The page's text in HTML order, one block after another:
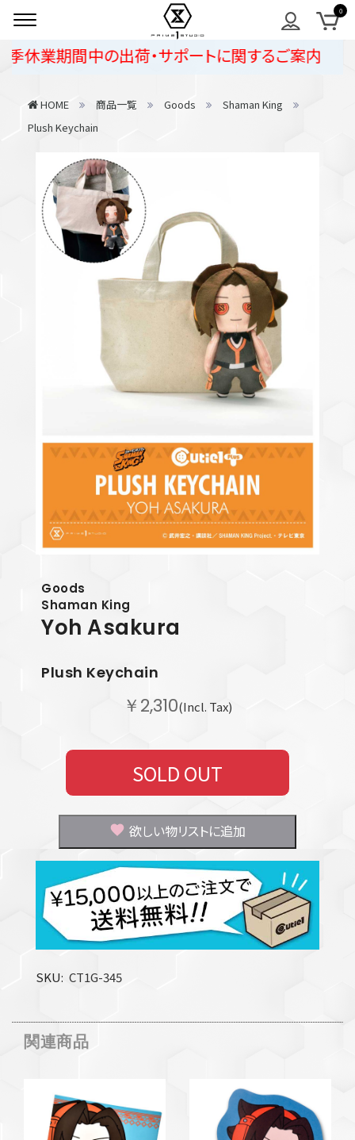
業期間中の出荷・サポートに関するご案内
HOME 商品一覧 Goods
Shaman King
Plush Keychain
Goods
Shaman King
Yoh Asakura
Plush Keychain
￥2,310(Incl. Tax)
SOLD OUT
欲しい物リストに追加
SKU CT1G-345
関連商品